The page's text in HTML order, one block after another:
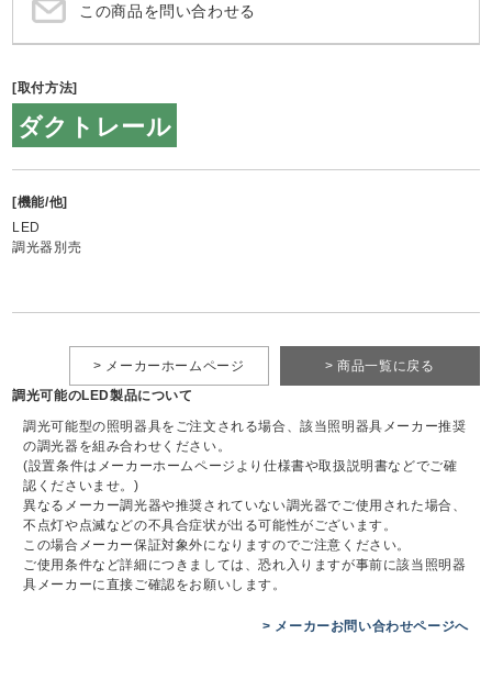
この商品を問い合わせる
[取付方法]
ダクトレール
[機能/他]
LED
調光器別売
> 商品一覧に戻る
> メーカーホームページ
調光可能のLED製品について
調光可能型の照明器具をご注文される場合、該当照明器具メーカー推奨
の調光器を組み合わせください。
(設置条件はメーカーホームページより仕様書や取扱説明書などでご確
認くださいませ。)
異なるメーカー調光器や推奨されていない調光器でご使用された場合、
不点灯や点滅などの不具合症状が出る可能性がございます。
この場合メーカー保証対象外になりますのでご注意ください。
ご使用条件など詳細につきましては、恐れ入りますが事前に該当照明器
具メーカーに直接ご確認をお願いします。
> メーカーお問い合わせページへ